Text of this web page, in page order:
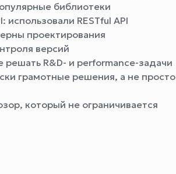
библиотеки
RESTful API
проектирования
версий
решать R&D- и performance-задачи
грамотные решения, а не просто
который не ограничивается